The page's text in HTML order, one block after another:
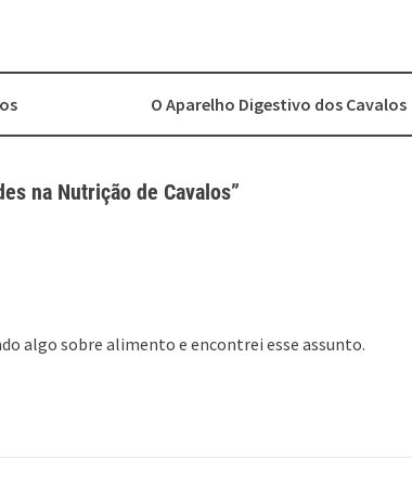
O Aparelho Digestivo dos Cavalos
na Nutrição de Cavalos”
algo sobre alimento e encontrei esse assunto.